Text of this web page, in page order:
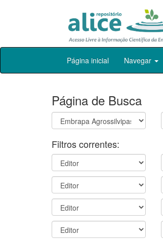
Skip
Página inicial Navegar
Página de Busca
Filtros correntes: